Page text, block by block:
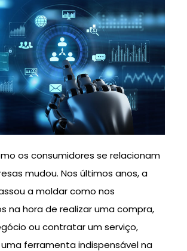
os consumidores se relacionam
mudou. Nos últimos anos, a
a moldar como nos
na hora de realizar uma compra,
ou contratar um serviço,
ferramenta indispensável na